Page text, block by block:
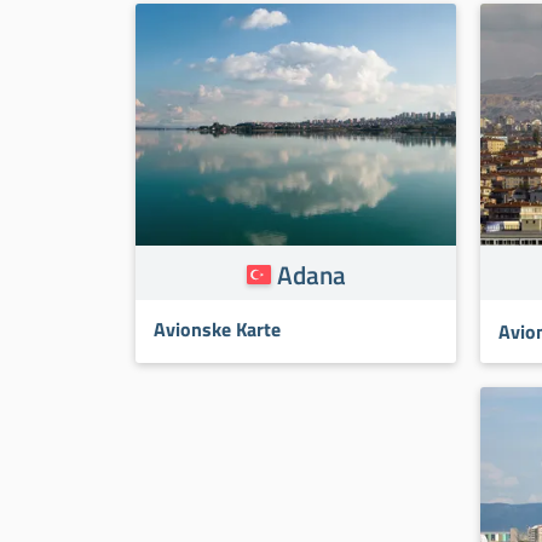
Adana
Avionske Karte